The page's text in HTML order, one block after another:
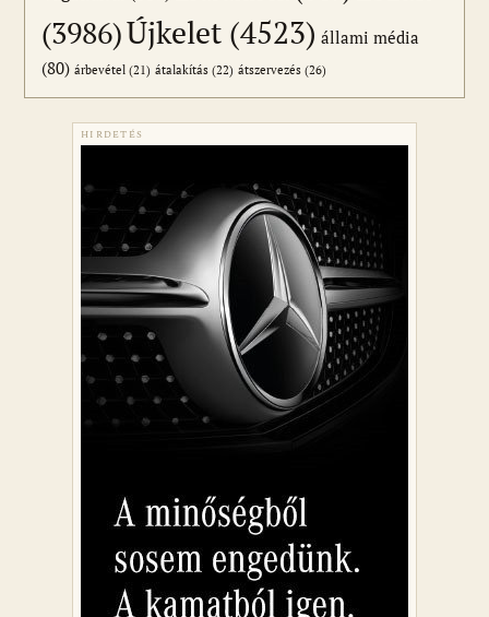
(3986)Újkelet (4523) állami média
(80) árbevétel (21) átalakítás (22) átszervezés (26)
HIRDETÉS